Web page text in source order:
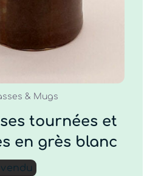
20.00
& Mugs
tournées et
en grès blanc